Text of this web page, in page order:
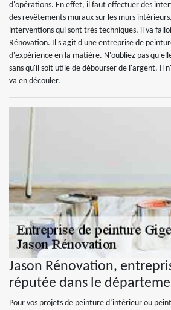
d'opérations. En effet, il faut effectuer des
des revêtements muraux sur les murs
interventions qui sont très techniques, il va
Rénovation. Il s'agit d'une entreprise de
d'expérience en la matière. N'oubliez pas
sans qu'il soit utile de débourser de l'argent. Il
va en découler.
Jason Rénovation,
réputée dans le
Pour vos projets de peinture d’intérieur ou